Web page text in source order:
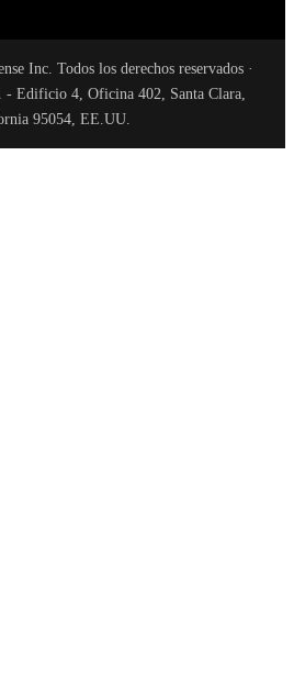
Inc. Todos los derechos reservados ·
- Edificio 4, Oficina 402, Santa Clara,
95054, EE.UU.